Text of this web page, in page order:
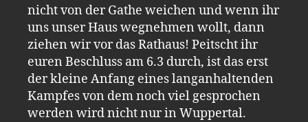
nicht von der Gathe weichen und wenn ihr
uns unser Haus wegnehmen wollt, dann
ziehen wir vor das Rathaus! Peitscht ihr
euren Beschluss am 6.3 durch, ist das erst
der kleine Anfang eines langanhaltenden
Kampfes von dem noch viel gesprochen
werden wird nicht nur in Wuppertal.